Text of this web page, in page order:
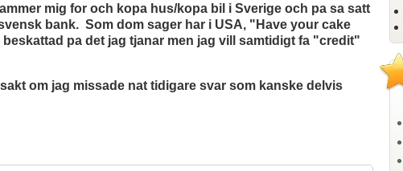
mig for och kopa hus/kopa bil i Sverige och pa sa satt
bank. Som dom sager har i USA, "Have your cake
pa det jag tjanar men jag vill samtidigt fa "credit"
om jag missade nat tidigare svar som kanske delvis